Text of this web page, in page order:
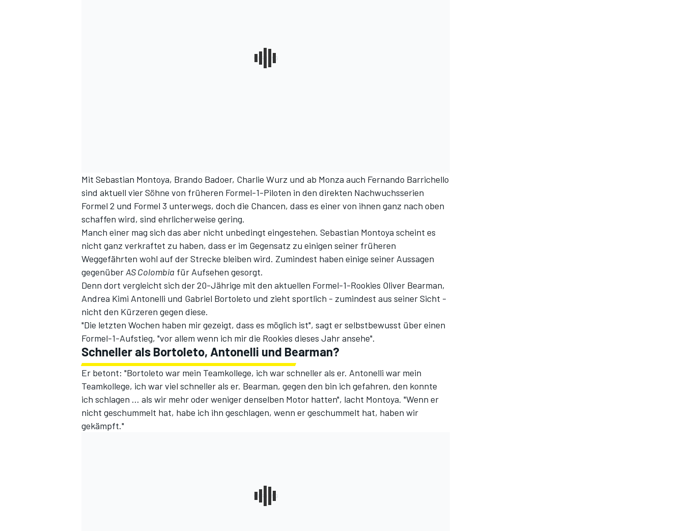
SPORTWAGEN
Mit Sebastian Montoya, Brando Badoer, Charlie Wurz und ab Monza auch Fernando Barrichello
sind aktuell vier Söhne von früheren Formel-1-Piloten in den direkten Nachwuchsserien
Formel 2 und Formel 3 unterwegs, doch die Chancen, dass es einer von ihnen ganz nach oben
schaffen wird, sind ehrlicherweise gering.
Manch einer mag sich das aber nicht unbedingt eingestehen. Sebastian Montoya scheint es
nicht ganz verkraftet zu haben, dass er im Gegensatz zu einigen seiner früheren
Weggefährten wohl auf der Strecke bleiben wird. Zumindest haben einige seiner Aussagen
gegenüberAS Colombia für Aufsehen gesorgt.
Denn dort vergleicht sich der 20-Jährige mit den aktuellen Formel-1-Rookies Oliver Bearman,
Andrea Kimi Antonelli und Gabriel Bortoleto und zieht sportlich - zumindest aus seiner Sicht -
nicht den Kürzeren gegen diese.
"Die letzten Wochen haben mir gezeigt, dass es möglich ist", sagt er selbstbewusst über einen
Formel-1-Aufstieg, "vor allem wenn ich mir die Rookies dieses Jahr ansehe".
Schneller als Bortoleto, Antonelli und Bearman?
Er betont: "Bortoleto war mein Teamkollege, ich war schneller als er. Antonelli war mein
Teamkollege, ich war viel schneller als er. Bearman, gegen den bin ich gefahren, den konnte
ich schlagen ... als wir mehr oder weniger denselben Motor hatten", lacht Montoya. "Wenn er
nicht geschummelt hat, habe ich ihn geschlagen, wenn er geschummelt hat, haben wir
gekämpft."